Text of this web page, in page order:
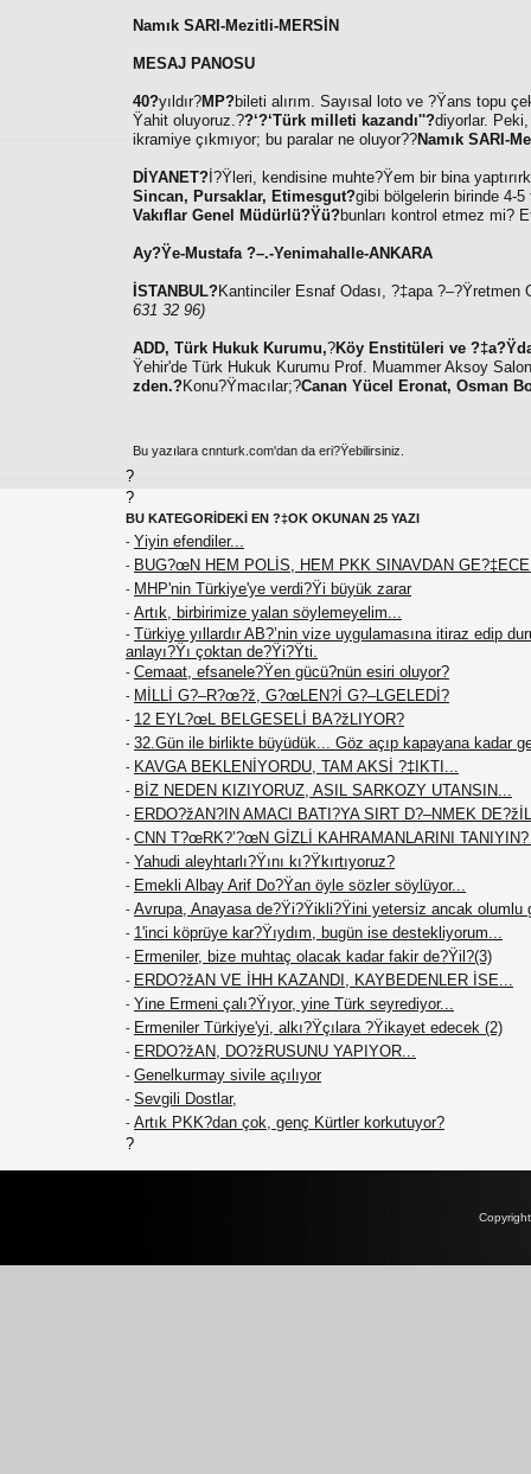
Namık SARI-Mezitli-MERSİN
MESAJ PANOSU
40?yıldır?MP?bileti alırım. Sayısal loto ve ?Ÿans topu
Ÿahit oluyoruz.??‘?‘Türk milleti kazandı''?diyorlar.
ikramiye çıkmıyor; bu paralar ne oluyor??Namık SARI-
DİYANET? İ?Ÿleri, kendisine muhte?Ÿem bir bina
Sincan, Pursaklar, Etimesgut?gibi bölgelerin birinde 4-
Vakıflar Genel Müdürlü?Ÿü?bunları kontrol etmez mi?
Ay?Ÿe-Mustafa ?–.-Yenimahalle-ANKARA
İSTANBUL?Kantinciler Esnaf Odası, ?‡apa
631 32 96)
ADD, Türk Hukuk Kurumu,?Köy Enstitüleri ve
Ÿehir'de Türk Hukuk Kurumu Prof. Muammer Aksoy
zden.?Konu?Ÿmacılar;?Canan Yücel Eronat, Osman
Bu yazılara cnnturk.com'dan da eri?Ÿebilirsiniz.
?
?
BU KATEGORİDEKİ EN ?‡OK OKUNAN 25 YAZI
- Yiyin efendiler...
- BUG?œN HEM POLİS, HEM PKK SINAVDAN
- MHP'nin Türkiye'ye verdi?Ÿi büyük zarar
- Artık, birbirimize yalan söylemeyelim...
- Türkiye yıllardır AB?’nin vize uygulamasına itiraz edip
anlayı?Ÿı çoktan de?Ÿi?Ÿti.
- Cemaat, efsanele?Ÿen gücü?nün esiri oluyor?
- MİLLİ G?–R?œ?ž, G?œLEN?İ G?–LGELEDİ?
- 12 EYL?œL BELGESELİ BA?žLIYOR?
- 32.Gün ile birlikte büyüdük... Göz açıp kapayana kadar
- KAVGA BEKLENİYORDU, TAM AKSİ ?‡IKTI...
- BİZ NEDEN KIZIYORUZ, ASIL SARKOZY UTANSIN...
- ERDO?žAN?IN AMACI BATI?YA SIRT D?–NMEK
- CNN T?œRK?’?œN GİZLİ KAHRAMANLARINI
- Yahudi aleyhtarlı?Ÿını kı?Ÿkırtıyoruz?
- Emekli Albay Arif Do?Ÿan öyle sözler söylüyor...
- Avrupa, Anayasa de?Ÿi?Ÿikli?Ÿini yetersiz ancak olumlu
- 1'inci köprüye kar?Ÿıydım, bugün ise destekliyorum...
- Ermeniler, bize muhtaç olacak kadar fakir de?Ÿil?(3)
- ERDO?žAN VE İHH KAZANDI, KAYBEDENLER İSE...
- Yine Ermeni çalı?Ÿıyor, yine Türk seyrediyor...
- Ermeniler Türkiye'yi, alkı?Ÿçılara ?Ÿikayet edecek (2)
- ERDO?žAN, DO?žRUSUNU YAPIYOR...
- Genelkurmay sivile açılıyor
- Sevgili Dostlar,
- Artık PKK?dan çok, genç Kürtler korkutuyor?
?